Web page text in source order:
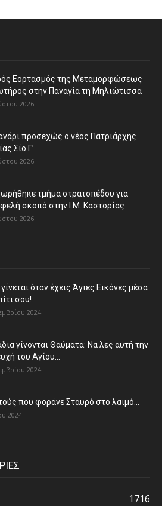
Εορτασμός της Μεταμορφώσεως
στην Παναγία τη Μηλιώτισσα
2026
προσεχώς ο νέος Πατριάρχης
Σίο Γ’
2026
τμήμα στρατοπέδου για
σκοπό στην Ι.Μ. Καστορίας
2026
όταν έχεις Άγιες Εικόνες μέσα
σου!
2024
γίνονται Θαύματα: Να λες αυτή την
του Αγίου...
2024
που φοράνε Σταυρό στο λαιμό…
2024
1716